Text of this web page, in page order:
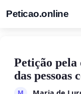
Peticao.online
Petição
das pessoas